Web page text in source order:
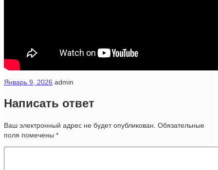
Январь 9, 2026 admin
Написать ответ
Ваш электронный адрес не будет опубликован. Обязательные
поля помечены *